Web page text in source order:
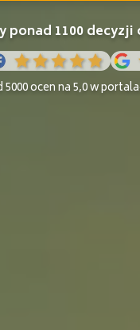
ponad 1100
5000 ocen na 5,0 w